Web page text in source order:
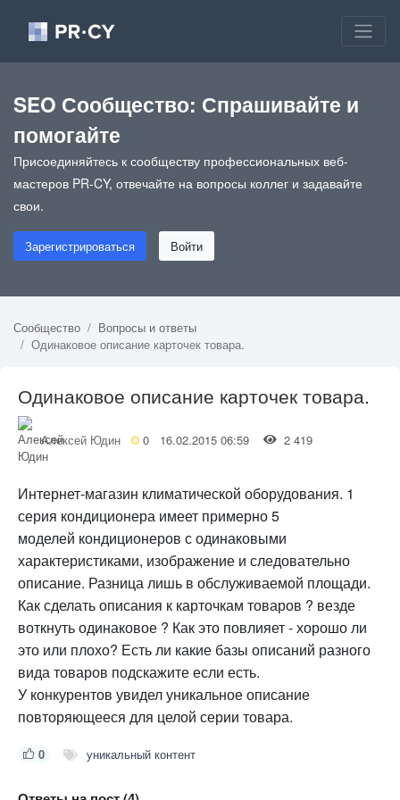
SEO Сообщество: Спрашивайте и
помогайте
Присоединяйтесь к сообществу профессиональных веб-
мастеров PR-CY, отвечайте на вопросы коллег и задавайте
свои.
Зарегистрироваться Войти
Сообщество
Вопросы и ответы
Одинаковое описание карточек товара.
Одинаковое описание карточек товара.
Алексей Юдин 0 16.02.2015 06:59 2 419
Интернет-магазин климатической оборудования. 1
серия кондиционера имеет примерно 5
моделей кондиционеров с одинаковыми
характеристиками, изображение и следовательно
описание. Разница лишь в обслуживаемой площади.
Как сделать описания к карточкам товаров ? везде
воткнуть одинаковое ? Как это повлияет - хорошо ли
это или плохо? Есть ли какие базы описаний разного
вида товаров подскажите если есть.
У конкурентов увидел уникальное описание
повторяющееся для целой серии товара.
0 уникальный контент